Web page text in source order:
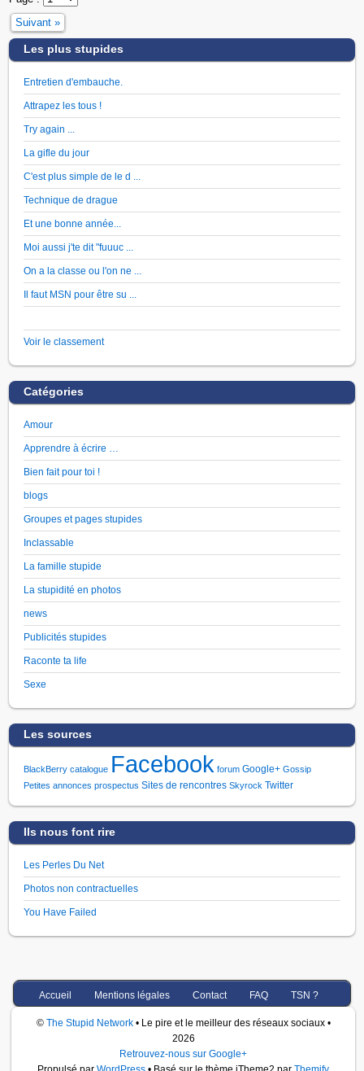
Suivant »
Les plus stupides
Entretien d'embauche.
Attrapez les tous !
Try again ...
La gifle du jour
C'est plus simple de le d ...
Technique de drague
Et une bonne année...
Moi aussi j'te dit "fuuuc ...
On a la classe ou l'on ne ...
Il faut MSN pour être su ...
Voir le classement
Catégories
Amour
Apprendre à écrire …
Bien fait pour toi !
blogs
Groupes et pages stupides
Inclassable
La famille stupide
La stupidité en photos
news
Publicités stupides
Raconte ta life
Sexe
Les sources
BlackBerry catalogue Facebook forum Google+ Gossip
Petites annonces prospectus Sites de rencontres Skyrock Twitter
Ils nous font rire
Les Perles Du Net
Photos non contractuelles
You Have Failed
Accueil Mentions légales Contact FAQ TSN ?
© The Stupid Network• Le pire et le meilleur des réseaux sociaux •
2026
Retrouvez-nous sur Google+